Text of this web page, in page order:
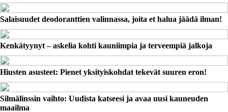
Salaisuudet deodoranttien valinnassa, joita et halua jäädä ilman!
Kenkätyynyt – askelia kohti kauniimpia ja terveempiä jalkoja
Hiusten asusteet: Pienet yksityiskohdat tekevät suuren eron!
Silmälinssin vaihto: Uudista katseesi ja avaa uusi kauneuden
maailma